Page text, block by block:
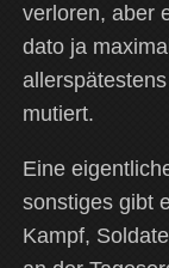
verloren, aber
dato ja
mutiert.
Eine
sonstiges gibt
Kampf,